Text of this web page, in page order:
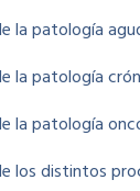
la patología
la patología
la patología
los distintos